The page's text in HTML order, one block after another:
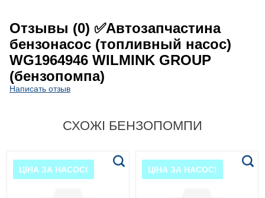
Отзывы (0) ✅Автозапчастина
бензонасос (топливный насос)
WG1964946 WILMINK GROUP
(бензопомпа)
Написать отзыв
СХОЖІ БЕНЗОПОМПИ
ЦІНА ЗА НАСОС! ЦІНА ЗА НАСОС!